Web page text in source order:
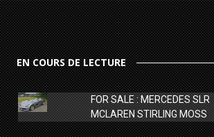
EN COURS DE LECTURE
FOR SALE : MERCEDES SLR
MCLAREN STIRLING MOSS